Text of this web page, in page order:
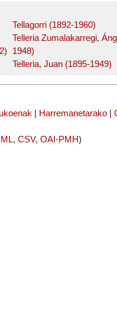
Tellagorri (1892-1960)
Telleria Zumalakarregi,
1948)
Telleria, Juan (1895-1949)
| Harremanetarako |
, CSV, OAI-PMH)